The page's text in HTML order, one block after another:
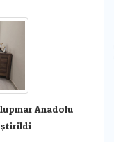
Anadolu